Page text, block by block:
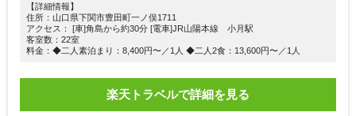
【詳細情報】
住所：山口県下関市豊田町一ノ俣1711
アクセス： [車]角島から約30分 [電車]JR山陽本線 小月駅
客室数：22室
料金：◆二人素泊まり：8,400円〜／1人 ◆二人2食：13,600円〜／1人
楽天トラベルで詳細を見る